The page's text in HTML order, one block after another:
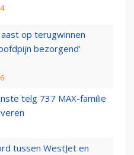
op terugwinnen
bezorgend’
telg 737 MAX-familie
tussen WestJet en